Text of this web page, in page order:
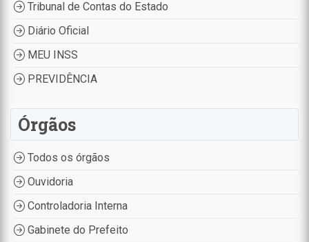
Tribunal de Contas do Estado
Diário Oficial
MEU INSS
PREVIDÊNCIA
Órgãos
Todos os órgãos
Ouvidoria
Controladoria Interna
Gabinete do Prefeito